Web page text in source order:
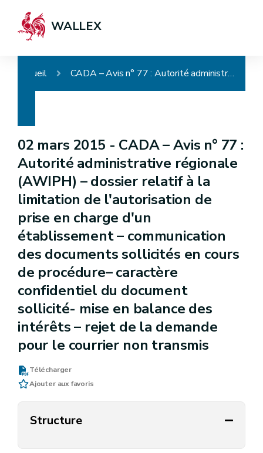
WALLEX
Accueil CADA – Avis n° 77 : Autorité administrative régionale (AWIPH) – dossier relatif à la limitation de l'autorisation de prise en charge d'un établissement – communication des documents sollicités en cours de procédure– caractère confidentiel du document sollicité- mise en balance des intérêts – rejet de la demande pour le courrier non transmis
02 mars 2015 - CADA – Avis n° 77 :
Autorité administrative régionale
(AWIPH) – dossier relatif à la
limitation de l'autorisation de
prise en charge d'un
établissement – communication
des documents sollicités en cours
de procédure– caractère
confidentiel du document
sollicité- mise en balance des
intérêts – rejet de la demande
pour le courrier non transmis
Télécharger
Ajouter aux favoris
Structure